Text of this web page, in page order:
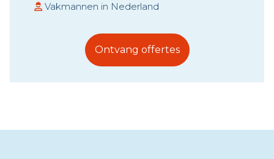
Vakmannen in Nederland
Ontvang offertes